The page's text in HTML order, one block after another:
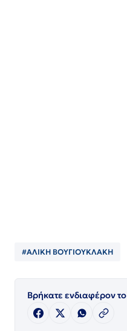
#ΑΛΙΚΗ ΒΟΥΓΙΟΥΚΛΑΚΗ
Βρήκατε ενδιαφέρον